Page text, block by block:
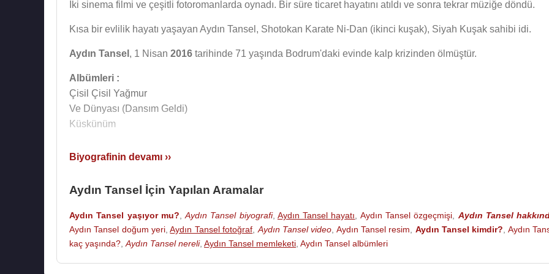
İki sinema filmi ve çeşitli fotoromanlarda oynadı. Bir süre ticaret hayatını atıldı ve sonra tekrar müziğe döndü.
Kısa bir evlilik hayatı yaşayan Aydın Tansel, Shotokan Karate Ni-Dan (ikinci kuşak), Siyah Kuşak sahibi idi.
Aydın Tansel , 1 Nisan 2016 tarihinde 71 yaşında Bodrum'daki evinde kalp krizinden ölmüştür.
Albümleri :
Çisil Çisil Yağmur
Ve Dünyası (Dansım Geldi)
Küskünüm
Oyuncu :
1977 - Günahın Bedeli / Tokat (Murat) (Sinema Filmi)
Kaynak:Biyografiler.com
Biyografinin devamı ››
Aydın Tansel İçin Yapılan Aramalar
Aydın Tansel yaşıyor mu? ,Aydın Tansel biyografi, Aydın Tansel hayatı Aydın Tansel özgeçmişi Aydın Tansel
Aydın Tansel doğum yeri ,Aydın Tansel fotoğraf Aydın Tansel video Aydın Tansel resim Aydın Tansel kimdir? Aydın
kaç yaşında? Aydın Tansel nereli, Aydın Tansel memleketi Aydın Tansel albümleri